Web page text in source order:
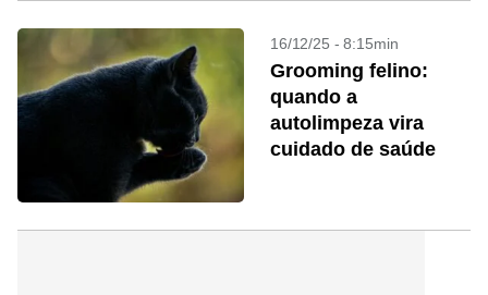
16/12/25 - 8:15min
Grooming felino:
quando a
autolimpeza vira
cuidado de saúde